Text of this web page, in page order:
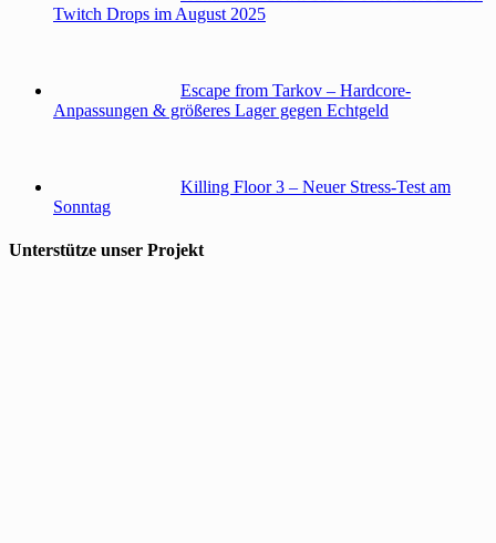
Twitch Drops im August 2025
Escape from Tarkov – Hardcore-
Anpassungen & größeres Lager gegen Echtgeld
Killing Floor 3 – Neuer Stress-Test am
Sonntag
Unterstütze unser Projekt